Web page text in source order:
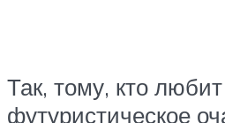
Так, тому, кто любит
футуристическое